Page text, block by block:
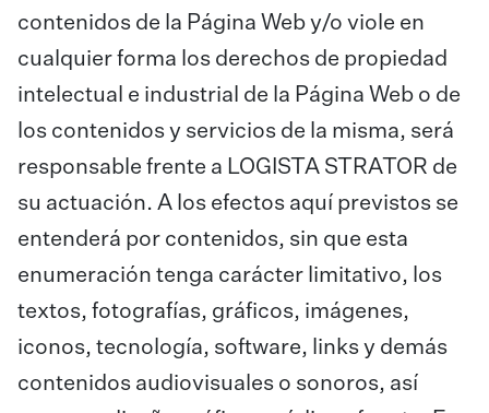
contenidos de la Página Web y/o viole en
cualquier forma los derechos de propiedad
intelectual e industrial de la Página Web o de
los contenidos y servicios de la misma, será
responsable frente a LOGISTA STRATOR de
su actuación. A los efectos aquí previstos se
entenderá por contenidos, sin que esta
enumeración tenga carácter limitativo, los
textos, fotografías, gráficos, imágenes,
iconos, tecnología, software, links y demás
contenidos audiovisuales o sonoros, así